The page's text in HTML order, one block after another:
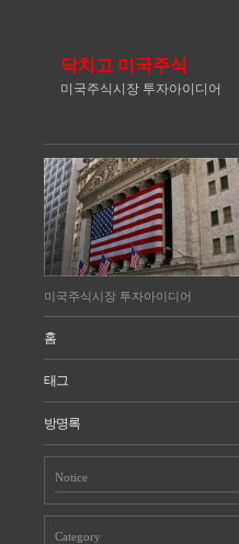
닥치고 미국주식
미국주식시장 투자아이디어
미국주식시장 투자아이디어
홈
태그
방명록
Notice
Category